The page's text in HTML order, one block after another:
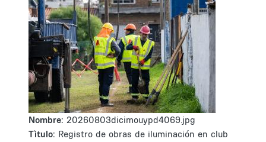
Nombre: 20260803dicimouypd4069.jpg
Tìtulo: Registro de obras de iluminación en club